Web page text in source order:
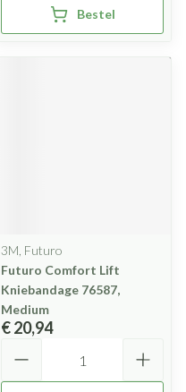
Bestel
3M, Futuro
Futuro Comfort Lift
Kniebandage 76587,
Medium
€ 20,94